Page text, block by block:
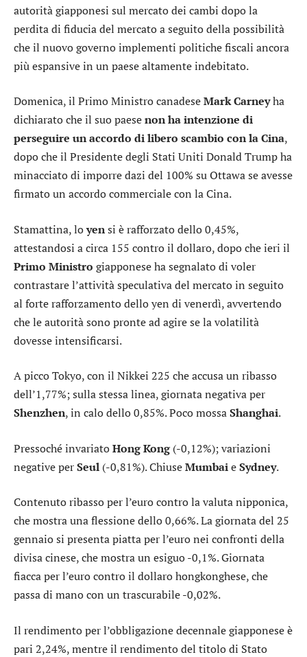
autorità giapponesi sul mercato dei cambi dopo la
perdita di fiducia del mercato a seguito della possibilità
che il nuovo governo implementi politiche fiscali ancora
più espansive in un paese altamente indebitato.
Domenica, il Primo Ministro canadeseMark Carneyha
dichiarato che il suo paesenon ha intenzione di
perseguire un accordo di libero scambio con la Cina,
dopo che il Presidente degli Stati Uniti Donald Trump ha
minacciato di imporre dazi del 100% su Ottawa se avesse
firmato un accordo commerciale con la Cina.
Stamattina, loyensi è rafforzato dello 0,45%,
attestandosi a circa 155 contro il dollaro, dopo che ieri il
Primo Ministro giapponese ha segnalato di voler
contrastare l’attività speculativa del mercato in seguito
al forte rafforzamento dello yen di venerdì, avvertendo
che le autorità sono pronte ad agire se la volatilità
dovesse intensificarsi.
A piccoTokyo, con il Nikkei 225 che accusa un ribasso
dell’1,77%; sulla stessa linea, giornata negativa per
Shenzhen, in calo dello 0,85%. Poco mossaShanghai.
Pressoché invariatoHong Kong(-0,12%); variazioni
negative perSeul (-0,81%). ChiuseMumbaieSydney.
Contenuto ribasso per l’euro contro la valuta nipponica,
che mostra una flessione dello 0,66%. La giornata del 25
gennaio si presenta piatta per l’euro nei confronti della
divisa cinese, che mostra un esiguo -0,1%. Giornata
fiacca per l’euro contro il dollaro hongkonghese, che
passa di mano con un trascurabile -0,02%.
Il rendimento per l’obbligazione decennale giapponeseè
pari 2,24%, mentre il rendimento del titolo di Stato